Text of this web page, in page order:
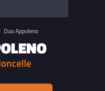
Duo Appoleno